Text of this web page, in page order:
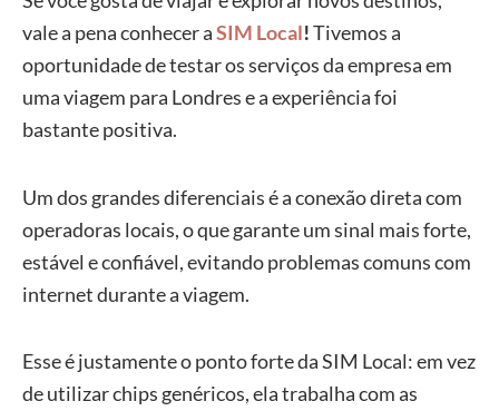
vale a pena conhecer aSIM Local!Tivemos a
oportunidade de testar os serviços da empresa em
uma viagem para Londres e a experiência foi
bastante positiva.
Um dos grandes diferenciais é a conexão direta com
operadoras locais, o que garante um sinal mais forte,
estável e confiável, evitando problemas comuns com
internet durante a viagem.
Esse é justamente o ponto forte da SIM Local: em vez
de utilizar chips genéricos, ela trabalha com as